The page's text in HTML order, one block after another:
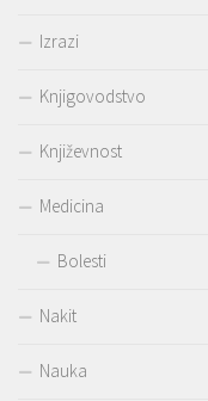
Izrazi
Knjigovodstvo
Književnost
Medicina
Bolesti
Nakit
Nauka